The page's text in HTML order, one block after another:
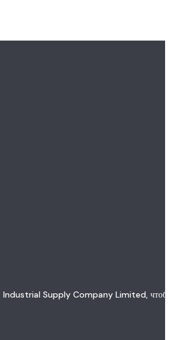
Industrial Supply Company Limited, чтобы